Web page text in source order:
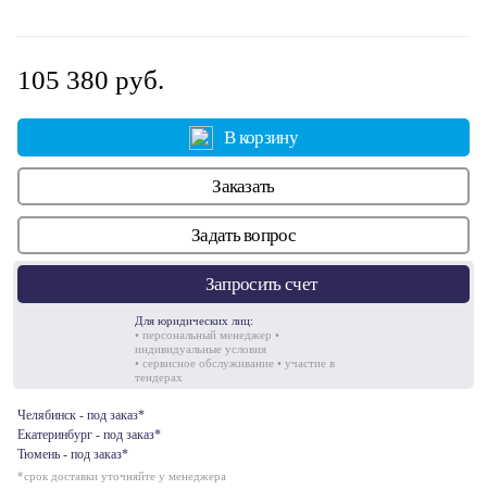
105 380 руб.
В корзину
Заказать
Задать вопрос
Запросить счет
Для юридических лиц:
• персональный менеджер •
индивидуальные условия
• сервисное обслуживание • участие в
тендерах
Челябинск - под заказ*
Екатеринбург - под заказ*
Тюмень - под заказ*
*срок доставки уточняйте у менеджера